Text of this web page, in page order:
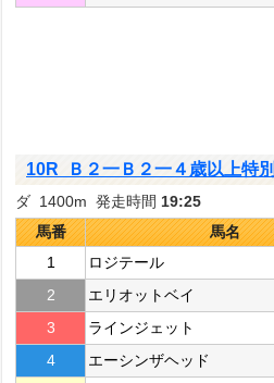
10R Ｂ２一Ｂ２一４歳以上特別
ダ 1400m 発走時間 19:25
馬番
馬名
1
ロジテール
2
エリオットベイ
3
ラインジェット
4
エーシンザヘッド